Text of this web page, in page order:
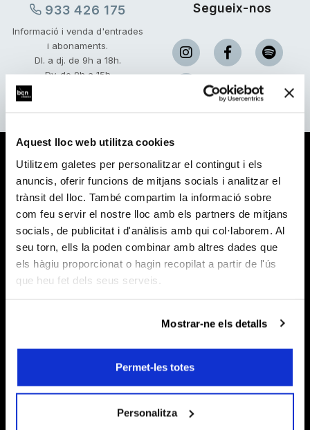
Aquest lloc web utilitza cookies
Utilitzem galetes per personalitzar el contingut i els
anuncis, oferir funcions de mitjans socials i analitzar el
trànsit del lloc. També compartim la informació sobre
com feu servir el nostre lloc amb els partners de mitjans
socials, de publicitat i d'anàlisis amb qui col·laborem. Al
seu torn, ells la poden combinar amb altres dades que
els hàgiu proporcionat o hagin recopilat a partir de l'ús
que heu fet dels seus serveis.
Mostrar-ne els detalls
Permet-les totes
Personalitza
933 426 175
Informació i venda d'entrades
i abonaments.
Dl. a dj. de 9h a 18h.
Dv. de 9h a 15h
(Juliol-Agost: De dilluns a
divendres de 9 a 15h.)
Segueix-nos